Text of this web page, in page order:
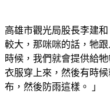
高雄市觀光局股長李建
較大，那咪咪的話，牠
時候，我們就會提供給
衣服穿上來，然後有時
布，然後防雨這樣。 」